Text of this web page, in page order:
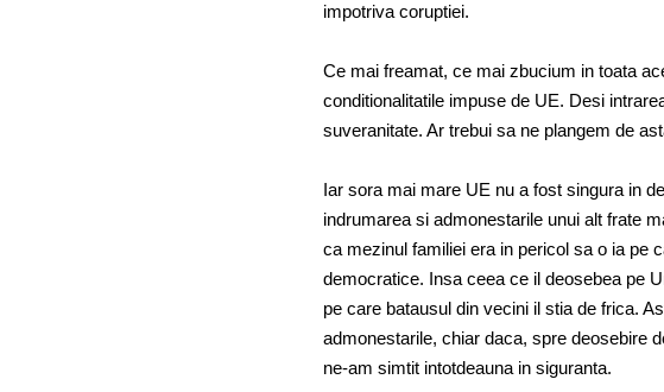
impotriva coruptiei.
Ce mai freamat, ce mai zbucium in toata
conditionalitatile impuse de UE. Desi
suveranitate. Ar trebui sa ne plangem de
Iar sora mai mare UE nu a fost singura in
indrumarea si admonestarile unui alt frate
ca mezinul familiei era in pericol sa o ia pe
democratice. Insa ceea ce il deosebea pe
pe care batausul din vecini il stia de frica.
admonestarile, chiar daca, spre deosebire
ne-am simtit intotdeauna in siguranta.